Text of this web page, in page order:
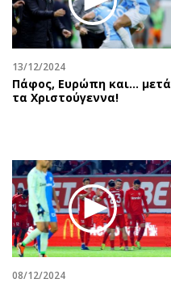
13/12/2024
Πάφος, Ευρώπη και… μετά
τα Χριστούγεννα!
08/12/2024